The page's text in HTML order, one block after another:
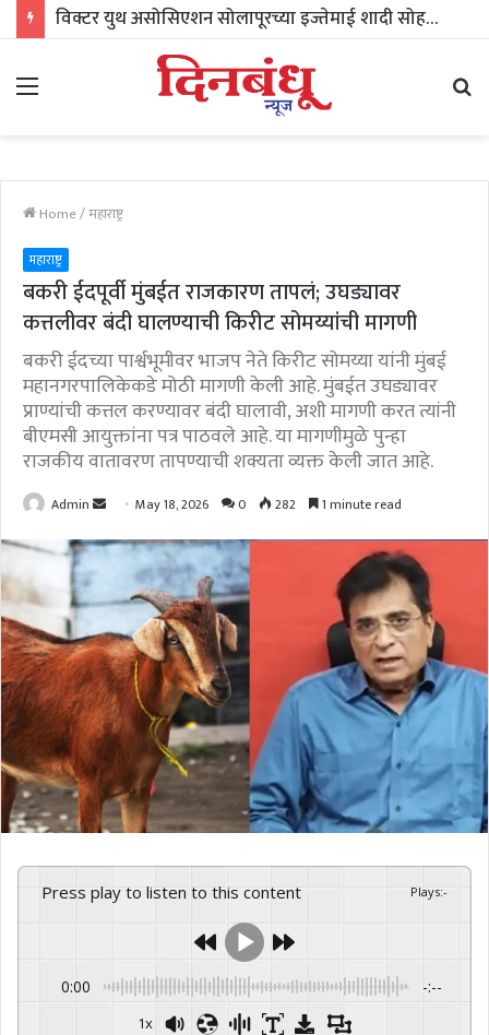
विक्टर युथ असोसिएशन सोलापूरच्या इज्तेमाई शादी सोहळ्याला २५ वर्षे पूर्ण; १५ नोव्हेंबरला सामुदायिक विवाह सोह
Menu
Home/महाराष्ट्र
महाराष्ट्र
बकरी ईदपूर्वी मुंबईत राजकारण तापलं; उघड्यावर
कत्तलीवर बंदी घालण्याची किरीट सोमय्यांची मागणी
बकरी ईदच्या पार्श्वभूमीवर भाजप नेते किरीट सोमय्या यांनी मुंबई
महानगरपालिकेकडे मोठी मागणी केली आहे. मुंबईत उघड्यावर
प्राण्यांची कत्तल करण्यावर बंदी घालावी, अशी मागणी करत त्यांनी
बीएमसी आयुक्तांना पत्र पाठवले आहे. या मागणीमुळे पुन्हा
राजकीय वातावरण तापण्याची शक्यता व्यक्त केली जात आहे.
Admin
Send
email
May 18, 2026 0 282 1 minute read
Press play to listen to this content Plays:-
0:00 -:--
1x